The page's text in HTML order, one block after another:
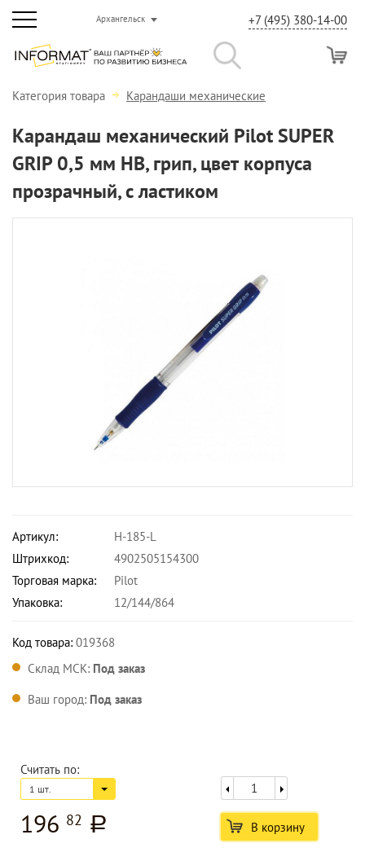
Архангельск +7 (495) 380-14-00
Категория товара Карандаши механические
Карандаш механический Pilot SUPER
GRIP 0,5 мм НВ, грип, цвет корпуса
прозрачный, с ластиком
Артикул:
H-185-L
Штрихкод:
4902505154300
Торговая марка:
Pilot
Упаковка:
12/144/864
Код товара: 019368
Склад МСК: Под заказ
Ваш город: Под заказ
Считать по:
1 шт.
196 82 a В корзину